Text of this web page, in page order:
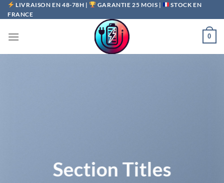
Passer
au
LIVRAISON EN 48-78H | GARANTIE 25 MOIS |
STOCK EN
FRANCE
0
Section Titles